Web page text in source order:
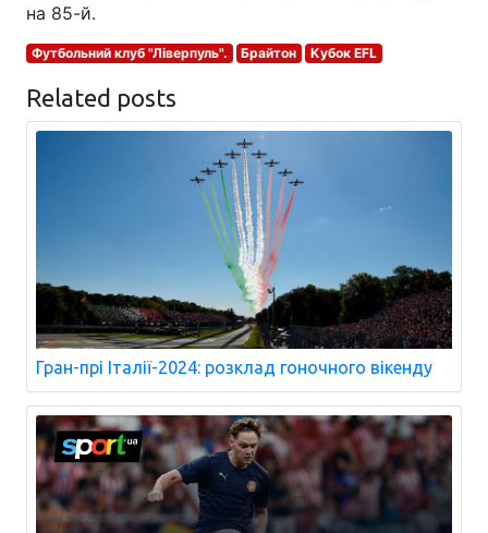
на 85-й.
Футбольний клуб "Ліверпуль". Брайтон Кубок EFL
Related posts
Гран-прі Італії-2024: розклад гоночного вікенду